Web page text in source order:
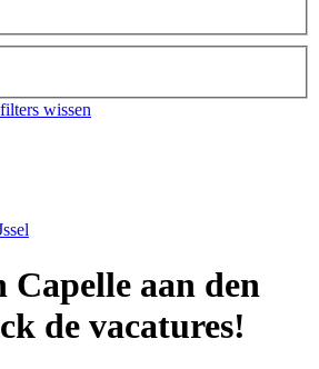
wissen
aan den
de vacatures!